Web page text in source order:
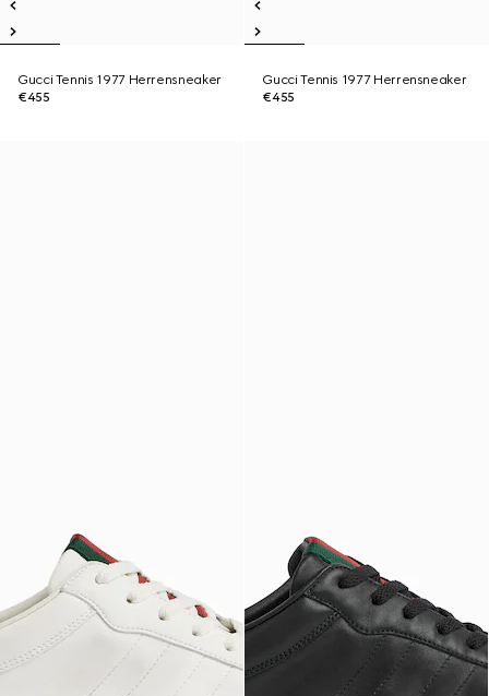
Gucci Tennis 1977 Herrensneaker
€455
Gucci Tennis 1977 Herrensneaker
€455